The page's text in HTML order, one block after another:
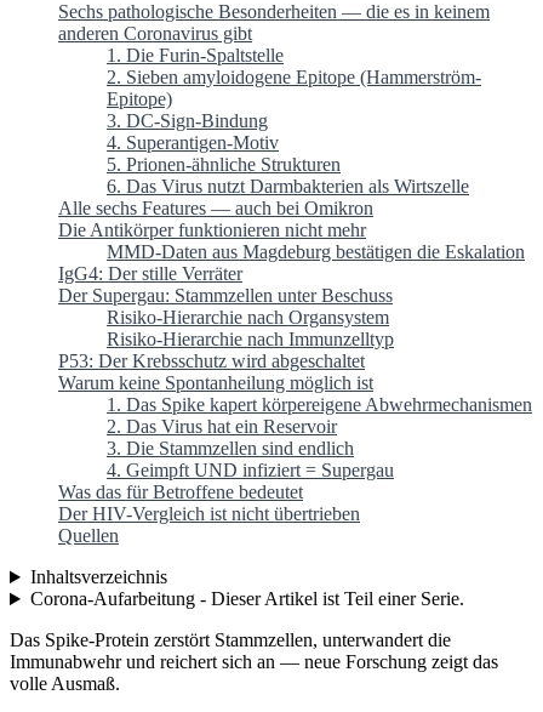
Sechs pathologische Besonderheiten — die es in keinem
anderen Coronavirus gibt
1. Die Furin-Spaltstelle
2. Sieben amyloidogene Epitope (Hammerström-
Epitope)
3. DC-Sign-Bindung
4. Superantigen-Motiv
5. Prionen-ähnliche Strukturen
6. Das Virus nutzt Darmbakterien als Wirtszelle
Alle sechs Features — auch bei Omikron
Die Antikörper funktionieren nicht mehr
MMD-Daten aus Magdeburg bestätigen die Eskalation
IgG4: Der stille Verräter
Der Supergau: Stammzellen unter Beschuss
Risiko-Hierarchie nach Organsystem
Risiko-Hierarchie nach Immunzelltyp
P53: Der Krebsschutz wird abgeschaltet
Warum keine Spontanheilung möglich ist
1. Das Spike kapert körpereigene Abwehrmechanismen
2. Das Virus hat ein Reservoir
3. Die Stammzellen sind endlich
4. Geimpft UND infiziert = Supergau
Was das für Betroffene bedeutet
Der HIV-Vergleich ist nicht übertrieben
Quellen
Inhaltsverzeichnis
Corona-Aufarbeitung - Dieser Artikel ist Teil einer Serie.
Das Spike-Protein zerstört Stammzellen, unterwandert die
Immunabwehr und reichert sich an — neue Forschung zeigt das
volle Ausmaß.